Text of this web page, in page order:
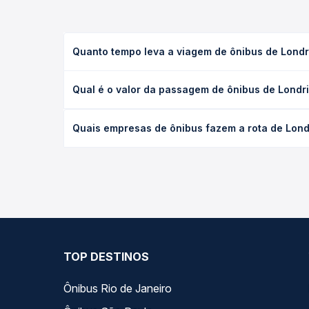
Quanto tempo leva a viagem de ônibus de
(convencional, executivo ou leito) e as condições
Qual é o valor da passagem de ônibus de
o tipo de poltrona e a antecedência da compra.
Quais empresas de ônibus fazem a rota de
TOP DESTINOS
Ônibus Rio de Janeiro